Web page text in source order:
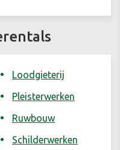
Loodgieterij
Pleisterwerken
Ruwbouw
Schilderwerken